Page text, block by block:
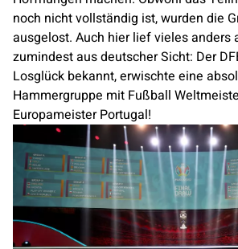
noch nicht vollständig ist, wurden die
ausgelost. Auch hier lief vieles anders
zumindest aus deutscher Sicht: Der
Losglück bekannt, erwischte eine
Hammergruppe mit Fußball
Europameister Portugal!